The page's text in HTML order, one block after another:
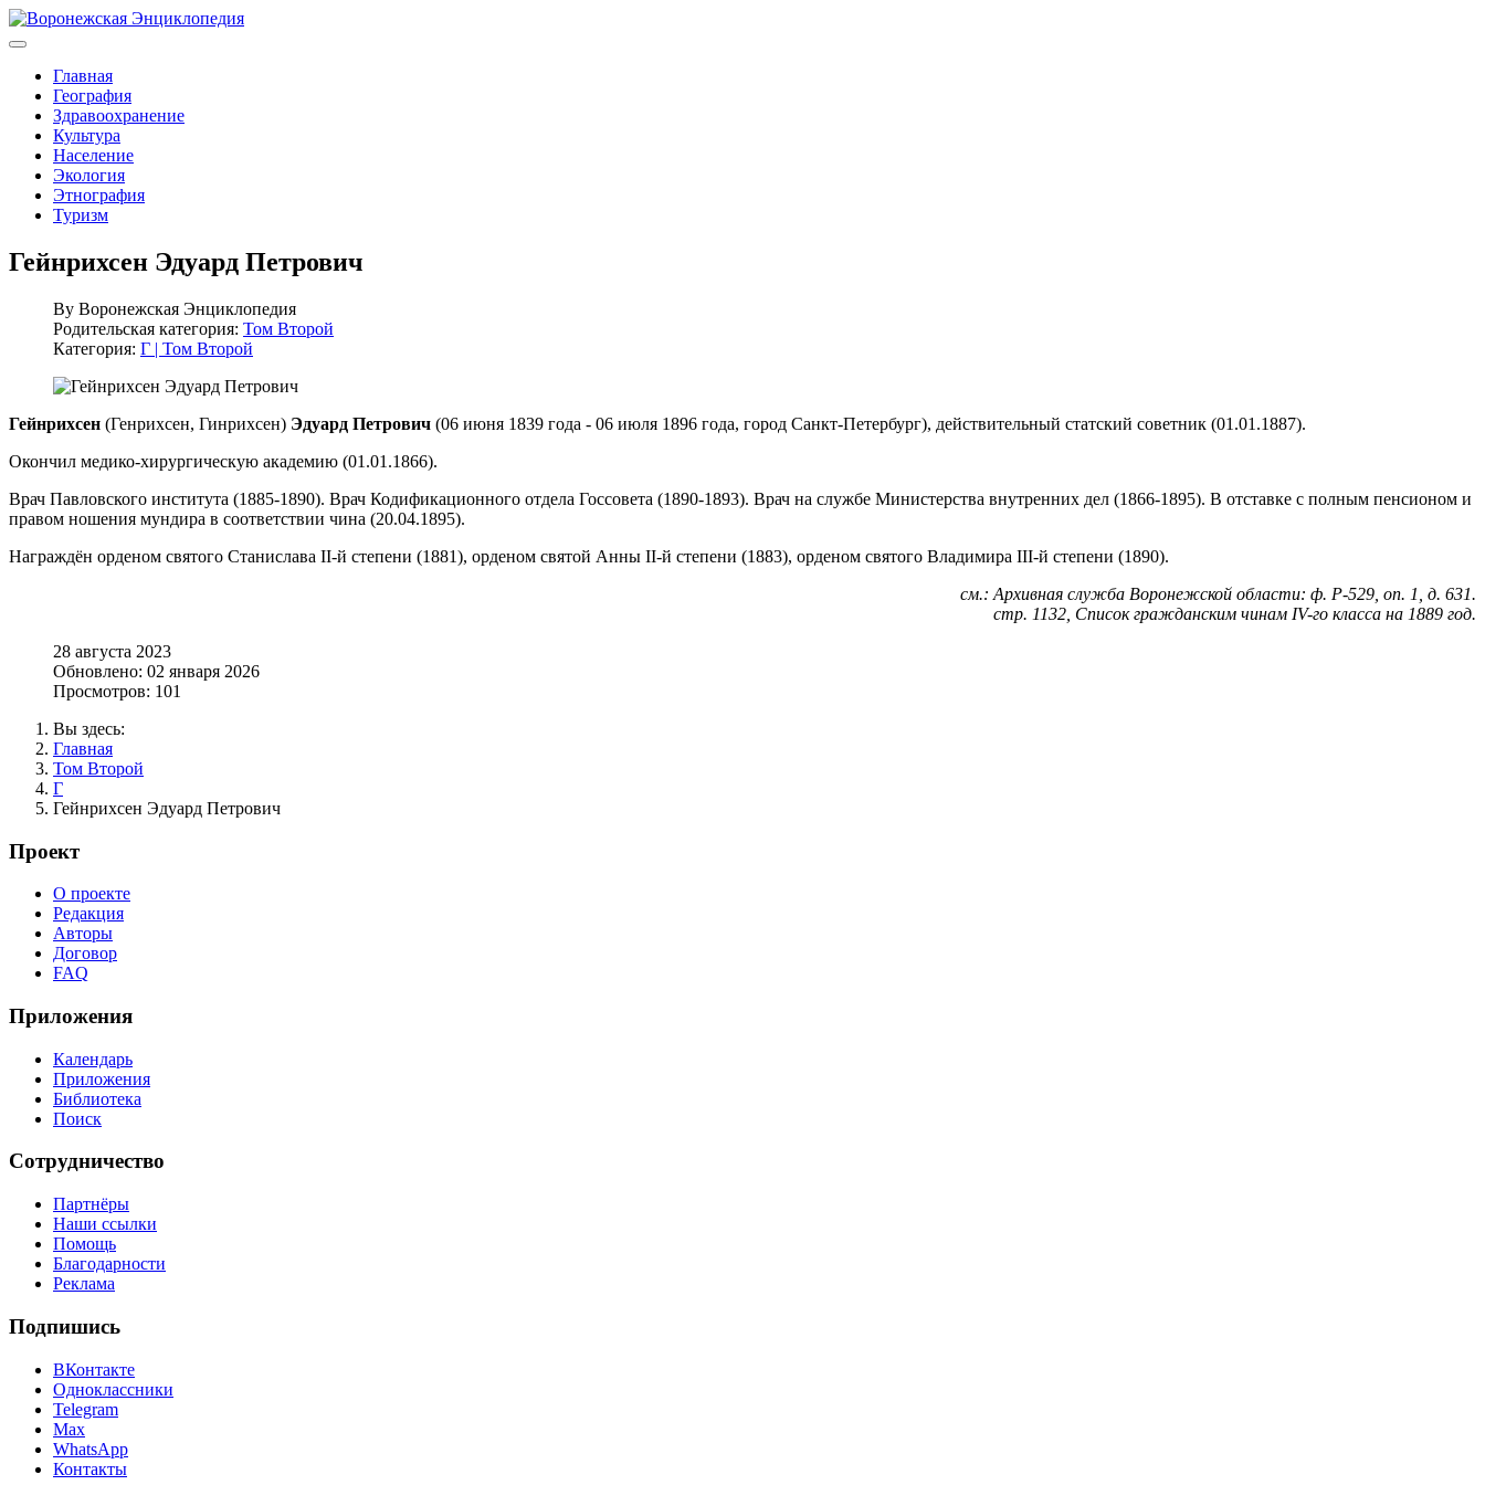
Главная
География
Здравоохранение
Культура
Население
Экология
Этнография
Туризм
Гейнрихсен Эдуард Петрович
By Воронежская Энциклопедия
Родительская категория: Том Второй
Категория: Г | Том Второй
Гейнрихсен (Генрихсен, Гинрихсен) Эдуард Петрович (06 июня 1839 года - 06 июля 1896 года, город Санкт-Петербург), действительный статский советник (01.01.1887).
Окончил медико-хирургическую академию (01.01.1866).
Врач Павловского института (1885-1890). Врач Кодификационного отдела Госсовета (1890-1893). Врач на службе Министерства внутренних дел (1866-1895). В отставке с полным пенсионом и
правом ношения мундира в соответствии чина (20.04.1895).
Награждён орденом святого Станислава II-й степени (1881), орденом святой Анны II-й степени (1883), орденом святого Владимира III-й степени (1890).
см.: Архивная служба Воронежской области: ф. Р-529, оп. 1, д. 631.
стр. 1132, Список гражданским чинам IV-го класса на 1889 год.
28 августа 2023
Обновлено: 02 января 2026
Просмотров: 101
Вы здесь:
Главная
Том Второй
Г
Гейнрихсен Эдуард Петрович
Проект
О проекте
Редакция
Авторы
Договор
FAQ
Приложения
Календарь
Приложения
Библиотека
Поиск
Сотрудничество
Партнёры
Наши ссылки
Помощь
Благодарности
Реклама
Подпишись
ВКонтакте
Одноклассники
Telegram
Max
WhatsApp
Контакты